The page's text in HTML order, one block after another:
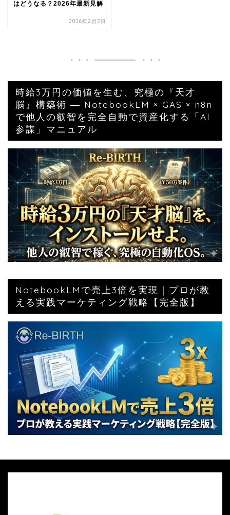
はどうなる？2026年最新見解
2026年2月2日
時給3万円の価値を生む、究極の『天才
脳』構築術 ― NotebookLM × GAS × n8n
で他人の叡智を完全自動で資産化する「AI
参謀」マニュアル
NotebookLMで売上3倍を実現｜プロが教
える実践マーケティング戦略【完全版】